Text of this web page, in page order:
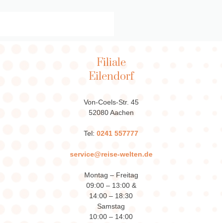
Filiale
Eilendorf
Von-Coels-Str. 45
52080 Aachen
Tel: 0241 557777
service@reise-welten.de
Montag – Freitag
09:00 – 13:00 &
14:00 – 18:30
Samstag
10:00 – 14:00